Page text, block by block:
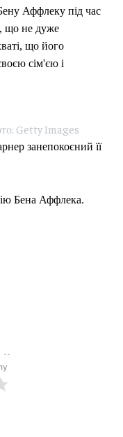
Аффлеку під час
що не дуже
що його
сім'єю і
Getty Images
занепокоєний її
Бена Аффлека.